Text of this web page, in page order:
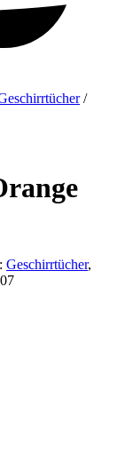
/
Geschirrtücher,